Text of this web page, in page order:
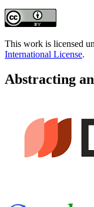
This work is licensed
International License.
Abstracting